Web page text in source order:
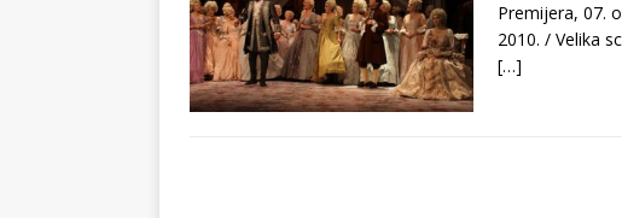
Premijera, 07.
2010. / Velika
[…]